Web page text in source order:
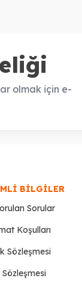
olmak için e-
BILGILER
Sorular
Koşulları
Sözleşmesi
Sözleşmesi